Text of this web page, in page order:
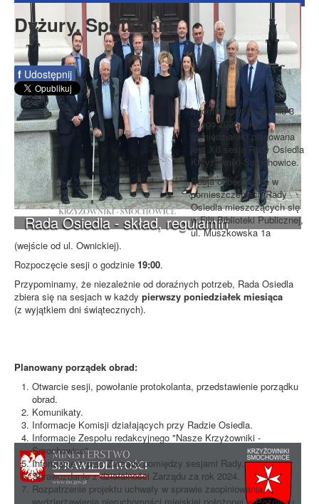
Rada Seniorów
Rada Osiedla - skład, regulamin
Dyżury, Spotkania
f Udostępnij
Informujemy, że w dniu 3
lutego 2025 roku
(poniedziałek) planowana
jest XII sesja Rady Osiedla
Krzyżowniki-Smochowice.
Sesja odbędzie się w
pomieszczeniach Rady
Osiedla mieszczących się
w Filii Biblioteki Publicznej,
ul. Muszkowska 1a
(wejście od ul. Ownickiej).
Rozpoczęcie sesji o godzinie 19:00.
Przypominamy, że niezależnie od doraźnych potrzeb, Rada Osiedla
zbiera się na sesjach w każdy pierwszy poniedziałek miesiąca
(z wyjątkiem dni świątecznych).
Planowany porządek obrad:
Otwarcie sesji, powołanie protokolanta, przedstawienie porządku
obrad.
Komunikaty.
Informacje Komisji działających przy Radzie Osiedla.
Informacje Zespołu redakcyjnego "Nasze Krzyżowniki -
Smochowice".
Informacje z prac Zarządu pomiędzy sesjami Rady.
Sprawozdanie z działalności Zarządu za rok 2024.
Rozpatrzenie projektu uchwały w sprawie zaopiniowania